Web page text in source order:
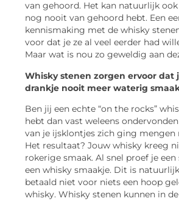
van gehoord. Het kan natuurlijk
nog nooit van gehoord hebt. Een
kennismaking met de whisky
voor dat je ze al veel eerder had
Maar wat is nou zo geweldig aan
Whisky stenen zorgen ervoor dat
drankje nooit meer waterig
Ben jij een echte “on the rocks”
hebt dan vast weleens
van je ijsklontjes zich ging mengen
Het resultaat? Jouw whisky kreeg
rokerige smaak. Al snel proef je
een whisky smaakje. Dit is
betaald niet voor niets een hoop
whisky. Whisky stenen kunnen in